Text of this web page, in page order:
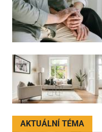
AKTUÁLNÍ TÉMA